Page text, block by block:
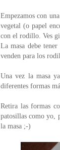
Empezamos con
vegetal (o papel
con el rodillo. Ves
La masa debe
venden para los
Una vez la masa
diferentes formas
Retira las formas
patosillas como yo,
la masa ;-)